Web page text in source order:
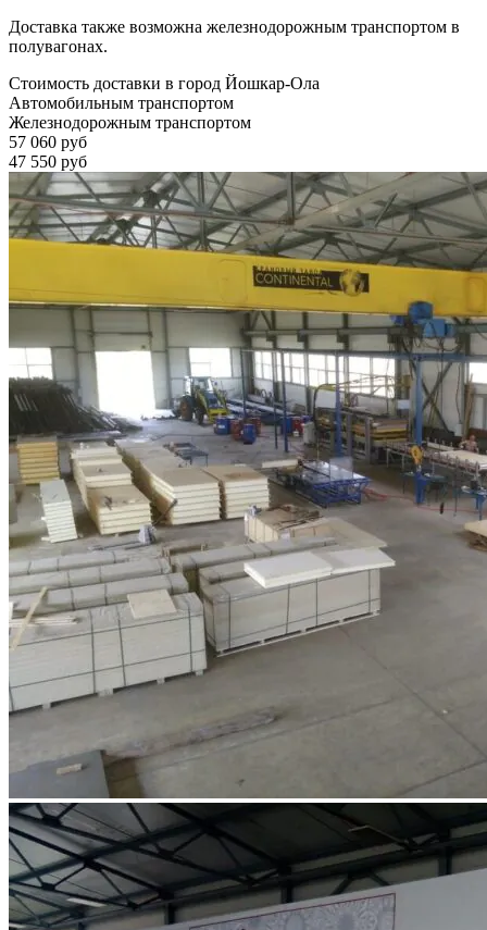
Доставка также возможна железнодорожным транспортом в
полувагонах.
Стоимость доставки в город Йошкар-Ола
Автомобильным транспортом
Железнодорожным транспортом
57 060 руб
47 550 руб